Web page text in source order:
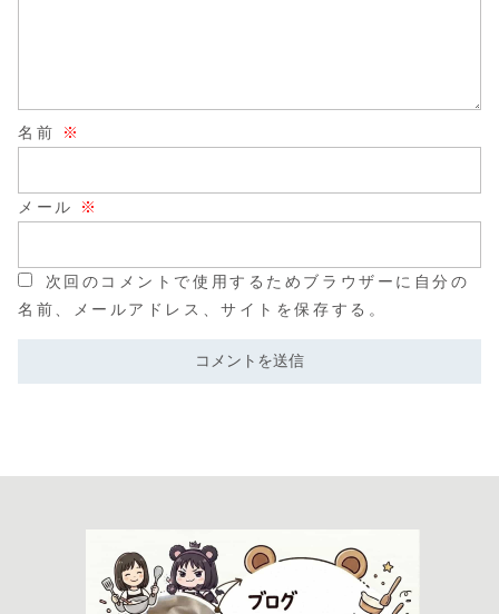
名前 ※
メール ※
次回のコメントで使用するためブラウザーに自分の
名前、メールアドレス、サイトを保存する。